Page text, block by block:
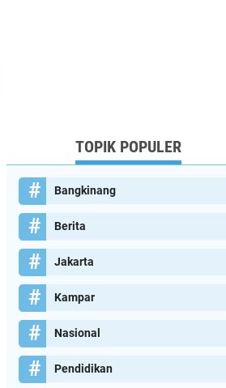
TOPIK POPULER
Bangkinang
Berita
Jakarta
Kampar
Nasional
Pendidikan